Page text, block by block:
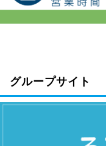
グループサイト